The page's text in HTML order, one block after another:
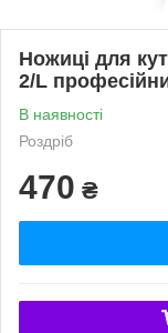
Ножиці для
2/L
В наявності
Роздріб
470 ₴